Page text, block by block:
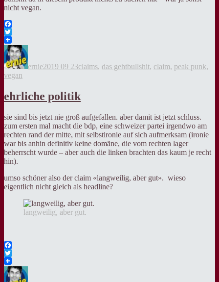
nicht vegan.
Facebook
Twitter
ernie2019 09 23claims, das gehtbullshit, claim, peak punk,
vegan
ehrliche politik
sie sind bis jetzt nie groß aufgefallen. aber damit ist jetzt schluss.
zum ersten mal macht die bdp, eine schweizer partei irgendwo am
rechten rand der mitte, mit selbstironie auf sich aufmerksam (ironie
war bis anhin definitiv keine domäne, die vom rechten lager
beherrscht wurde – aber auch die linken brachten das kaum je recht
hin).
umso schöner also der claim «langweilig, aber gut». wieso
eigentlich nicht gleich als headline?
langweilig, aber gut.
Facebook
Twitter